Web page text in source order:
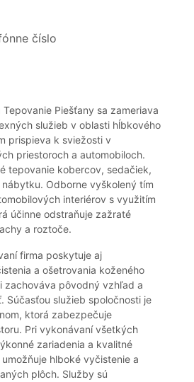
číslo
Tepovanie Piešťany sa zameriava
služieb v oblasti hĺbkového
prispieva k sviežosti v
priestoroch a automobiloch.
tepovanie kobercov, sedačiek,
Odborne vyškolený tím
interiérov s využitím
účinne odstraňuje zažraté
a roztoče.
firma poskytuje aj
a ošetrovania koženého
zachováva pôvodný vzhľad a
Súčasťou služieb spoločnosti je
ktorá zabezpečuje
Pri vykonávaní všetkých
zariadenia a kvalitné
hlboké vyčistenie a
plôch. Služby sú